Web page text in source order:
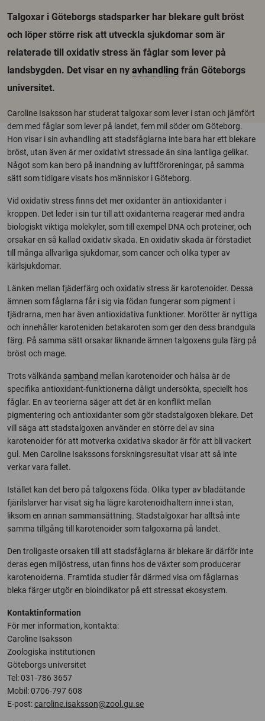
Talgoxar i Göteborgs stadsparker har blekare gult bröst
och löper större risk att utveckla sjukdomar som är
relaterade till oxidativ stress än fåglar som lever på
landsbygden. Det visar en ny avhandling från Göteborgs
universitet.
Caroline Isaksson har studerat talgoxar som lever i stan och jämfört
dem med fåglar som lever på landet, fem mil söder om Göteborg.
Hon visar i sin avhandling att stadsfåglarna inte bara har ett blekare
bröst, utan även är mer oxidativt stressade än sina lantliga gelikar.
Något som kan bero på inandning av luftföroreningar, på samma
sätt som tidigare visats hos människor i Göteborg.
Vid oxidativ stress finns det mer oxidanter än antioxidanter i
kroppen. Det leder i sin tur till att oxidanterna reagerar med andra
biologiskt viktiga molekyler, som till exempel DNA och proteiner, och
orsakar en så kallad oxidativ skada. En oxidativ skada är förstadiet
till många allvarliga sjukdomar, som cancer och olika typer av
kärlsjukdomar.
Länken mellan fjäderfärg och oxidativ stress är karotenoider. Dessa
ämnen som fåglarna får i sig via födan fungerar som pigment i
fjädrarna, men har även antioxidativa funktioner. Morötter är nyttiga
och innehåller karoteniden betakaroten som ger den dess brandgula
färg. På samma sätt orsakar liknande ämnen talgoxens gula färg på
bröst och mage.
Trots välkända samband mellan karotenoider och hälsa är de
specifika antioxidant-funktionerna dåligt undersökta, speciellt hos
fåglar. En av teorierna säger att det är en konflikt mellan
pigmentering och antioxidanter som gör stadstalgoxen blekare. Det
vill säga att stadstalgoxen använder en större del av sina
karotenoider för att motverka oxidativa skador är för att bli vackert
gul. Men Caroline Isakssons forskningsresultat visar att så inte
verkar vara fallet.
Istället kan det bero på talgoxens föda. Olika typer av bladätande
fjärilslarver har visat sig ha lägre karotenoidhaltern inne i stan,
liksom en annan sammansättning. Stadstalgoxar har alltså inte
samma tillgång till karotenoider som talgoxarna på landet.
Den troligaste orsaken till att stadsfåglarna är blekare är därför inte
deras egen miljöstress, utan finns hos de växter som producerar
karotenoiderna. Framtida studier får därmed visa om fåglarnas
bleka färger utgör en bioindikator på ett stressat ekosystem.
Kontaktinformation
För mer information, kontakta:
Caroline Isaksson
Zoologiska institutionen
Göteborgs universitet
Tel: 031-786 3657
Mobil: 0706-797 608
E-post:caroline.isaksson@zool.gu.se